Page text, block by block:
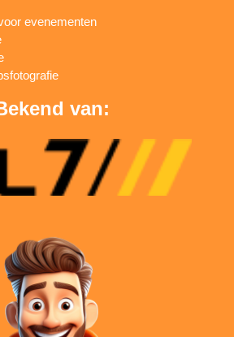
evenementen
van: